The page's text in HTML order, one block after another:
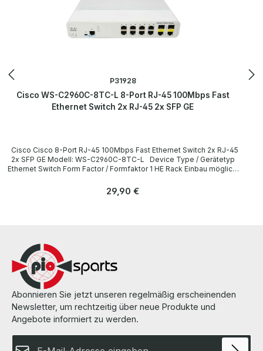
P31928
Cisco WS-C2960C-8TC-L 8-Port RJ-45 100Mbps Fast
Ethernet Switch 2x RJ-45 2x SFP GE
2x SFP GE Modell: WS-C2960C-8TC-L Device Type / Gerätetyp
Ethernet Switch Form Factor / Formfaktor 1 HE Rack Einbau möglich,
C2960C-8TC-L 8-Port RJ-45 100Mbps Fast Ethernet Switch 1 x
the factory settings with the corresponding logins of manuals.
Alle Geräte wurden von uns überholt, getestet und auf
Werkeinstellung zurückgesetzt mit den entsprechenden Logins
der Handbücher. More information and details can be found on the
pages of the manufacturer. Weitere Informationen und Details
finden Sie auf den Seiten des Herstellers.
Regulärer Preis:
29,90 €
Abonnieren Sie jetzt unseren regelmäßig erscheinenden
Newsletter, um rechtzeitig über neue Produkte und
Angebote informiert zu werden.